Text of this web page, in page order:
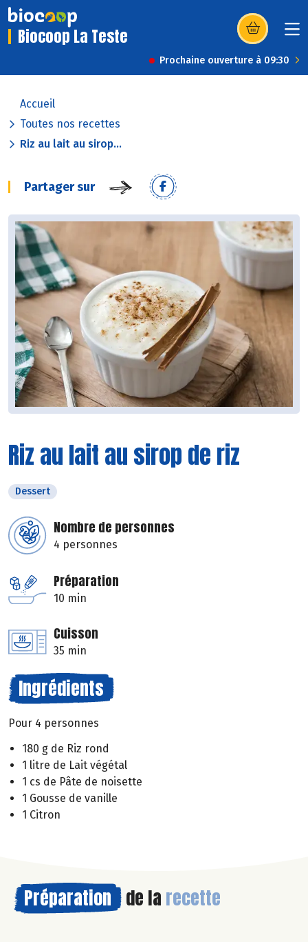
Biocoop La Teste (s’ouvre dans
Prochaine ouverture à 09:30
Accueil
Toutes nos recettes
Riz au lait au sirop...
Partager sur
Riz au lait au sirop de riz
Dessert
Nombre de personnes
4 personnes
Préparation
10 min
Cuisson
35 min
Ingrédients
Pour 4 personnes
180 g de Riz rond
1 litre de Lait végétal
1 cs de Pâte de noisette
1 Gousse de vanille
1 Citron
Préparation de la recette